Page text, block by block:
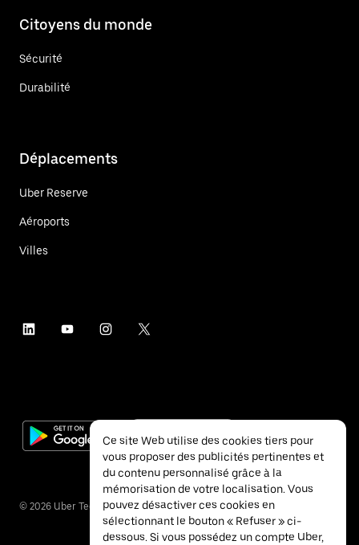
Citoyens du monde
Sécurité
Durabilité
Déplacements
Uber Reserve
Aéroports
Villes
© 2026 Uber Technologies Inc.
Ce site Web utilise des cookies tiers pour
vous proposer des publicités pertinentes et
du contenu personnalisé grâce à la
mémorisation de votre localisation. Vous
pouvez désactiver ces cookies en
sélectionnant le bouton « Refuser » ci-
dessous. Si vous possédez un compte Uber,